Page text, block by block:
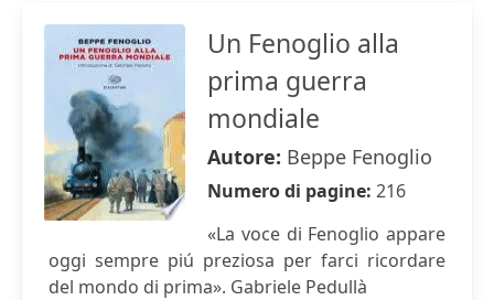
Un Fenoglio alla
prima guerra
mondiale
Autore: Beppe Fenoglio
Numero di pagine: 216
«La voce di Fenoglio appare
oggi sempre piú preziosa per farci ricordare
del mondo di prima». Gabriele Pedullà